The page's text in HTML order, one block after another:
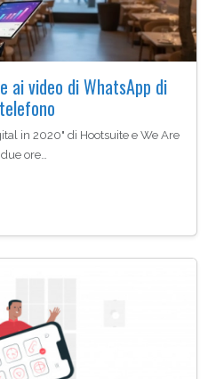
ai video di WhatsApp di
in 2020" di Hootsuite e We Are
ore…